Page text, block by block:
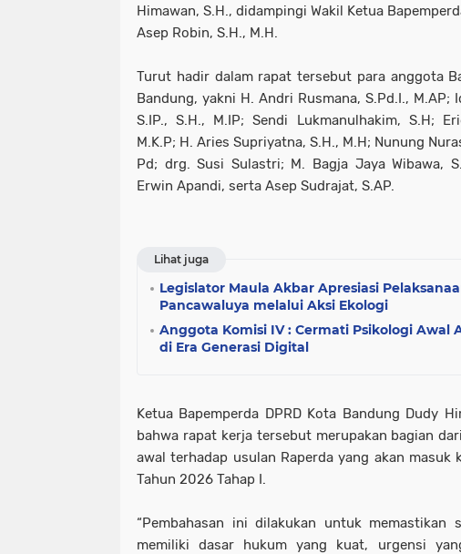
Himawan, S.H., didampingi Wakil Ketua
Asep Robin, S.H., M.H.
Turut hadir dalam rapat tersebut para anggota
Bandung, yakni H. Andri Rusmana, S.Pd.I., M.AP;
S.IP., S.H., M.IP; Sendi Lukmanulhakim, S.H;
M.K.P; H. Aries Supriyatna, S.H., M.H; Nunung
Pd; drg. Susi Sulastri; M. Bagja Jaya Wibawa,
Erwin Apandi, serta Asep Sudrajat, S.AP.
Lihat juga
Legislator Maula Akbar Apresiasi
Pancawaluya melalui Aksi Ekologi
Anggota Komisi IV : Cermati Psikologi Awal
di Era Generasi Digital
Ketua Bapemperda DPRD Kota Bandung Dudy
bahwa rapat kerja tersebut merupakan bagian
awal terhadap usulan Raperda yang akan masuk
Tahun 2026 Tahap I.
“Pembahasan ini dilakukan untuk memastikan
memiliki dasar hukum yang kuat, urgensi